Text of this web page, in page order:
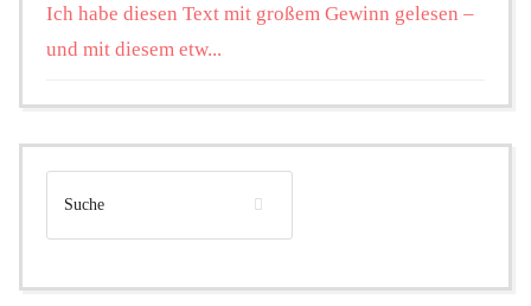
Ich habe diesen Text mit großem Gewinn gelesen –
und mit diesem etw...